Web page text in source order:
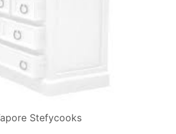
Stefycooks